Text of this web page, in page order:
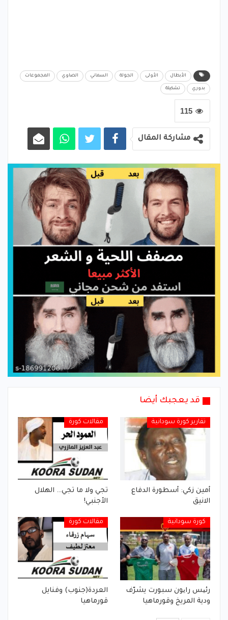
الأبطال الأولى الجولة السماني الصاوي المجموعات
بدوري تشكيلة
115
مشاركة المقال
قد يعجبك أيضا
تقارير كورة سودانية
أمين زكي: أسطورة الدفاع
الانيق
مقالات كورة
تجي ولا ما تجي… الهلال
الأجنبي!
كورة سودانية
رئیس رایون سبورت يشرّف
ودية المريخ وقورماهيا
مقالات كورة
العردة(جنوب) وفنايل
قورماهيا